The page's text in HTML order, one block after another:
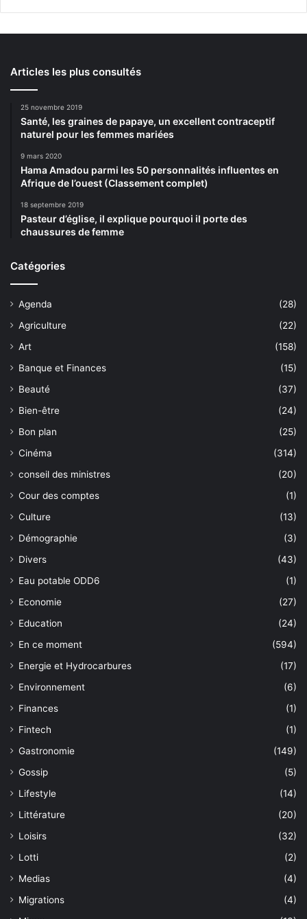
Articles les plus consultés
25 novembre 2019
Santé, les graines de papaye, un excellent contraceptif
naturel pour les femmes mariées
9 mars 2020
Hama Amadou parmi les 50 personnalités influentes en
Afrique de l’ouest (Classement complet)
18 septembre 2019
Pasteur d’église, il explique pourquoi il porte des
chaussures de femme
Catégories
Agenda
(28)
Agriculture
(22)
Art
(158)
Banque et Finances
(15)
Beauté
(37)
Bien-être
(24)
Bon plan
(25)
Cinéma
(314)
conseil des ministres
(20)
Cour des comptes
(1)
Culture
(13)
Démographie
(3)
Divers
(43)
Eau potable ODD6
(1)
Economie
(27)
Education
(24)
En ce moment
(594)
Energie et Hydrocarbures
(17)
Environnement
(6)
Finances
(1)
Fintech
(1)
Gastronomie
(149)
Gossip
(5)
Lifestyle
(14)
Littérature
(20)
Loisirs
(32)
Lotti
(2)
Medias
(4)
Migrations
(4)